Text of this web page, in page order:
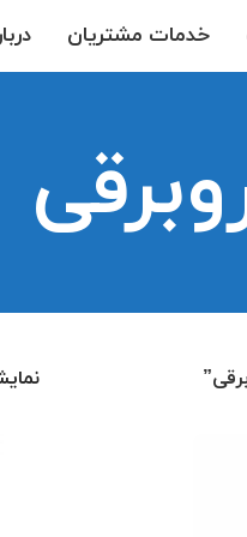
خدمات مشتریان